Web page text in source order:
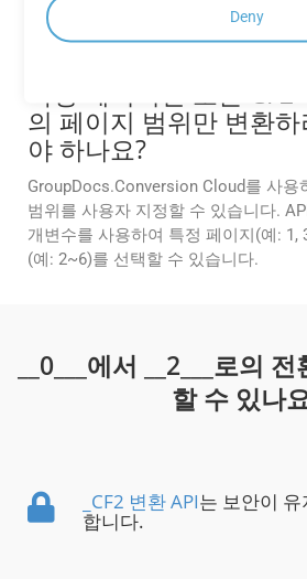
인 데이터를 암호화하고 업계 표준 보
여 안전한 변환 프로세스를 보장합니
특정 페이지만 또는
의 페이지 범위만 변환
야 하나요?
GroupDocs.Conversion Cloud를 사용
범위를 사용자 지정할 수 있습니다.
개변수를 사용하여 특정 페이지(예: 1,
(예: 2~6)를 선택할 수 있습니다.
__0___에서 __2___로의
할 수 있나
_CF2 변환 API는 보안이
합니다.
Deny